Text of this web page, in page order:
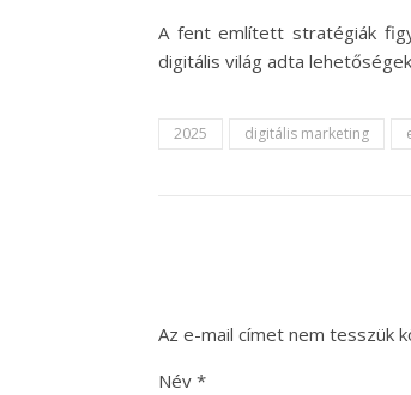
A fent említett stratégiák
digitális világ adta
2025 digitális marketing
Az e-mail címet nem tesszük
Név *